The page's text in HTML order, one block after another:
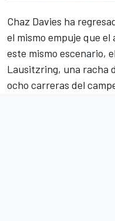
Chaz Davies ha
el mismo empuje que
este mismo escenario,
Lausitzring, una racha
ocho carreras del